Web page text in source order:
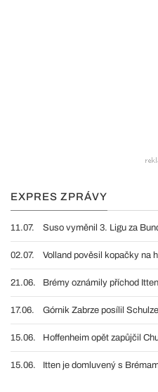
EXPRES ZPRÁVY
11.07. Suso vyměnil 3. Ligu za
02.07. Volland pověsil kopačky na
21.06. Brémy oznámily příchod
17.06. Górnik Zabrze posílil Schulze
15.06. Hoffenheim opět zapůjčil
15.06. Itten je domluvený s